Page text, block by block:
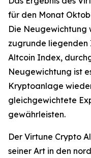
für den Monat
Die Neugewichtung
zugrunde liegenden
Altcoin Index,
Neugewichtung ist
Kryptoanlage
gleichgewichtete
gewährleisten.
Der Virtune Crypto
seiner Art in den